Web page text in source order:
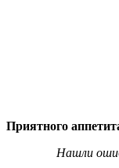
Приятного
Нашли